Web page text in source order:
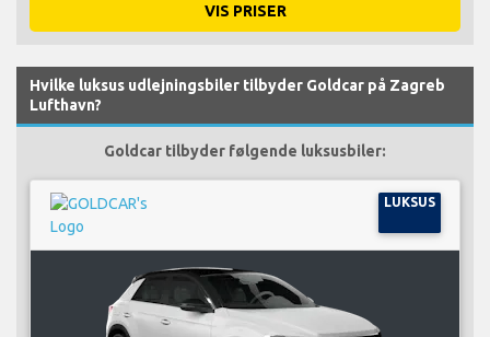
VIS PRISER
Hvilke luksus udlejningsbiler tilbyder Goldcar på Zagreb
Lufthavn?
Goldcar tilbyder følgende luksusbiler:
LUKSUS